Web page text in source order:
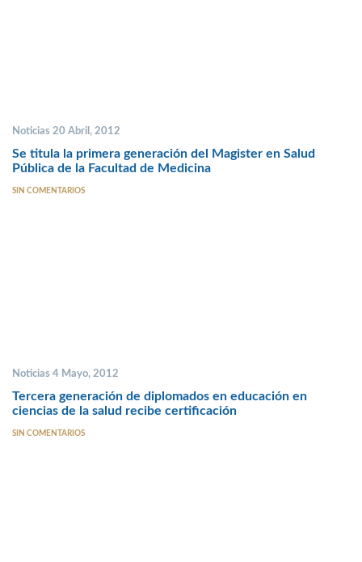
Noticias 20 Abril, 2012
Se titula la primera generación del Magister en Salud
Pública de la Facultad de Medicina
SIN COMENTARIOS
Noticias 4 Mayo, 2012
Tercera generación de diplomados en educación en
ciencias de la salud recibe certificación
SIN COMENTARIOS